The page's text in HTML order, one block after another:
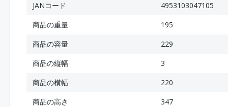
JANコード
4953103047105
商品の重量
195
商品の容量
229
商品の縦幅
3
商品の横幅
220
商品の高さ
347